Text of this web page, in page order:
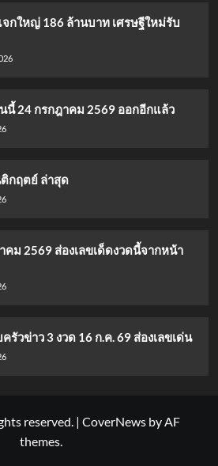
กใหญ่ 186 ล้านบาท เศรษฐีใหม่รับ
นี้ 24 กรกฎาคม 2569 ออกอีกแล้ว
กฤตย์ ล่าสุด
ม 2569 ส่องเลขเด็ดงวดนี้จากหน้า
วข่าว 3 งวด 16 ก.ค. 69 ส่องเลขเด่น
reserved. | CoverNews by AF
themes.